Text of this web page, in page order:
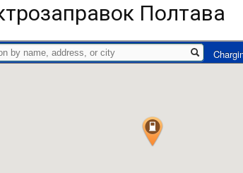
Полтава